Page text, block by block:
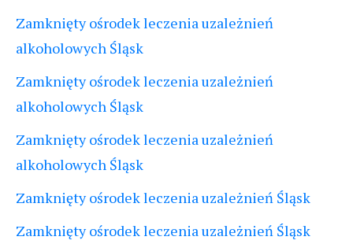
Zamknięty ośrodek leczenia uzależnień
alkoholowych Śląsk
Zamknięty ośrodek leczenia uzależnień
alkoholowych Śląsk
Zamknięty ośrodek leczenia uzależnień
alkoholowych Śląsk
Zamknięty ośrodek leczenia uzależnień Śląsk
Zamknięty ośrodek leczenia uzależnień Śląsk